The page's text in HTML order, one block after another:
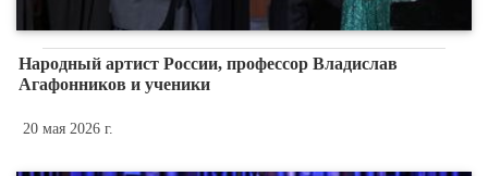
Народный артист России, профессор Владислав
Агафонников и ученики
20 мая 2026 г.